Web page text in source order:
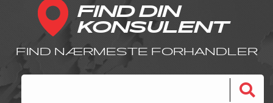
FIND DIN
KONSULENT
FIND NÆRMESTE FORHANDLER